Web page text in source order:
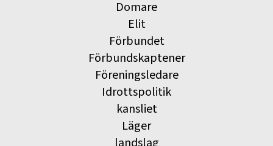
Domare
Elit
Förbundet
Förbundskaptener
Föreningsledare
Idrottspolitik
kansliet
Läger